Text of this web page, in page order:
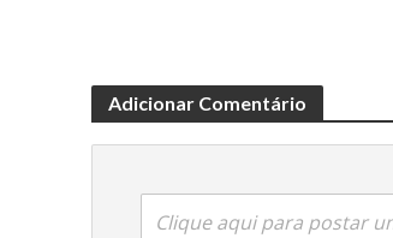
Adicionar Comentário
Clique aqui para postar